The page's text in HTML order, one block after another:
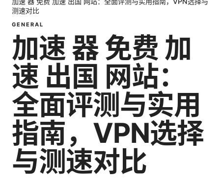
测速对比
GENERAL
加速 器 免费 加
速 出国 网站：
全面评测与实用
指南，VPN选择
与测速对比